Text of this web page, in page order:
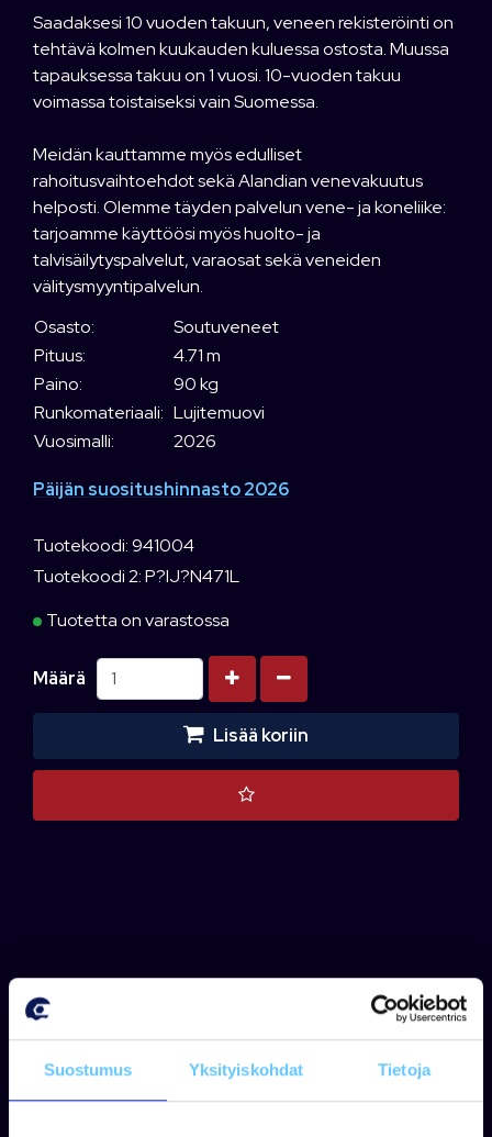
Suostumus Yksityiskohdat Tietoja
Saadaksesi 10 vuoden takuun, veneen rekisteröinti on
tehtävä kolmen kuukauden kuluessa ostosta. Muussa
tapauksessa takuu on 1 vuosi. 10-vuoden takuu
voimassa toistaiseksi vain Suomessa.
Meidän kauttamme myös edulliset
rahoitusvaihtoehdot sekä Alandian venevakuutus
helposti. Olemme täyden palvelun vene- ja koneliike:
tarjoamme käyttöösi myös huolto- ja
talvisäilytyspalvelut, varaosat sekä veneiden
välitysmyyntipalvelun.
Osasto:
Soutuveneet
Pituus:
4.71 m
Paino:
90 kg
Runkomateriaali: Lujitemuovi
Vuosimalli:
2026
Päijän suositushinnasto 2026
Tuotekoodi: 941004
Tuotekoodi 2: P?IJ?N471L
Tuotetta on varastossa
Määrä Kasvata määrää
Vähennä määrää
Lisää koriin
VALMISTAJAN TIEDOT
KYSY LISÄÄ